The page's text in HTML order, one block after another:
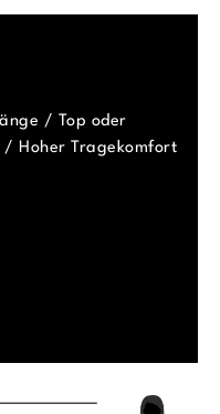
/ Top oder
/ Hoher Tragekomfort